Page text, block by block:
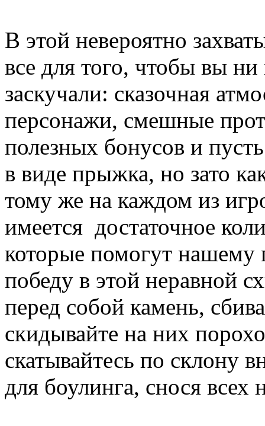
В этой невероятно
все для того, чтобы вы ни
заскучали: сказочная
персонажи, смешные
полезных бонусов и
в виде прыжка, но зато
тому же на каждом из
имеется достаточное
которые помогут нашему
победу в этой неравной
перед собой камень,
скидывайте на них
скатывайтесь по склону
для боулинга, снося всех